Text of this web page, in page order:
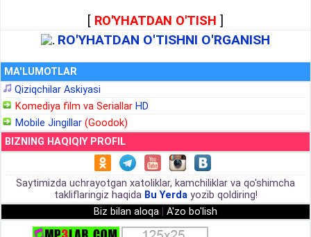
[ RO'YHATDAN O'TISH ]
RO'YHATDAN O'TISHNI O'RGANISH
MA'LUMOTLAR
Qiziqchilar Askiyasi
Komediya film va Seriallar HD
Mobile Jingillar (Goodok)
BIZNING HAQIQIY PROFIL
Saytimizda uchrayotgan xatoliklar, kamchiliklar va qo'shimcha
takliflaringiz haqida Bu Yerdayozib qoldiring!
Biz bilan aloqa
A'zo bo'lish